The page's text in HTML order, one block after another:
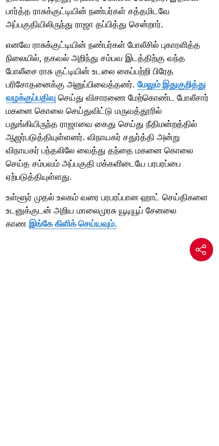
பார்த்த ராசுக்குட்டியின் நண்பர்கள் சத்தமிடவே
அப்பகுதியிலிருந்து ராஜா தப்பித்து சென்றார்.
எனவே ராசுக்குட்டியின் நண்பர்கள் போலீசில் புகாரளித்த
நிலையில், தகவல் அறிந்து சம்பவ இடத்திற்கு வந்த
போலீசை ராசு குட்டியின் உடலை கைப்பற்றி பிரேத
பரிசோதனைக்கு அனுப்பிவைத்தனர். மேலும் இதுகுறித்து
வழக்குப்பதிவு செய்து விசாரணை மேற்கொண்ட போலீசார்
மகனை கொலை செய்துவிட்டு மருவத்தூரில்
பதுங்கியிருந்த ராஜாவை கைது செய்து நீதிமன்றத்தில்
ஆஜர்படுத்தியுள்ளனர். விநாயகர் சதுர்த்தி அன்று
விநாயகர் பந்தலிலே வைத்து தந்தை மகனை கொலை
செய்த சம்பவம் அப்பகுதி மக்களிடையே பரபரப்பை
ஏற்படுத்தியுள்ளது.
உள்ளூர் முதல் உலகம் வரை பரபரப்பான ஹாட் செய்திகளை
உடனுக்குடன் அறிய மாலைமுரசு யூடியூப் சேனலை
காண இங்கே கிளிக் செய்யவும்.